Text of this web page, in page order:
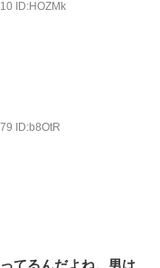
ID:HOZMk
ID:b8OtR